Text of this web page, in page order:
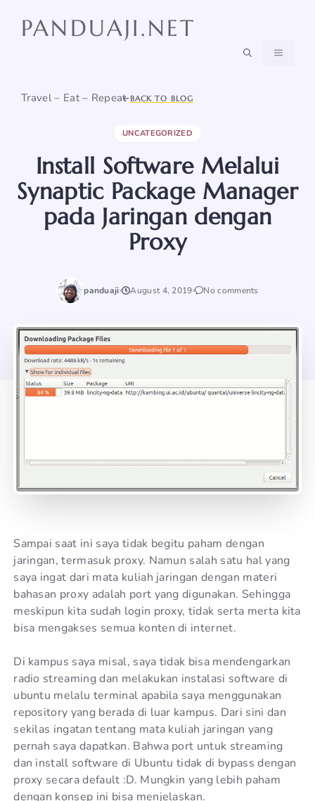
PANDUAJI.NET
Travel – Eat – Repeat
MENU
BACK TO BLOG
UNCATEGORIZED
Install Software Melalui
Synaptic Package Manager
pada Jaringan dengan
Proxy
panduaji August 4, 2019 No comments
Sampai saat ini saya tidak begitu paham dengan
jaringan, termasuk proxy. Namun salah satu hal yang
saya ingat dari mata kuliah jaringan dengan materi
bahasan proxy adalah port yang digunakan. Sehingga
meskipun kita sudah login proxy, tidak serta merta kita
bisa mengakses semua konten di internet.
Di kampus saya misal, saya tidak bisa mendengarkan
radio streaming dan melakukan instalasi software di
ubuntu melalu terminal apabila saya menggunakan
repository yang berada di luar kampus. Dari sini dan
sekilas ingatan tentang mata kuliah jaringan yang
pernah saya dapatkan. Bahwa port untuk streaming
dan install software di Ubuntu tidak di bypass dengan
proxy secara default :D. Mungkin yang lebih paham
dengan konsep ini bisa menjelaskan.